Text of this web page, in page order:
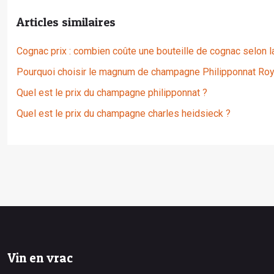
Articles similaires
Cognac prix : combien coûte une bouteille de cognac selon
Pourquoi choisir le magnum de champagne Philipponnat
Quel est le prix du champagne philipponnat ?
Quel est le prix du champagne charles heidsieck ?
Vin en vrac